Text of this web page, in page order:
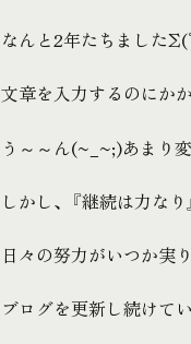
なんと2年たちました
文章を入力するのにか
う～～ん(~_~;)あまり
しかし、『継続は力なり
日々の努力がいつか実
ブログを更新し続けて